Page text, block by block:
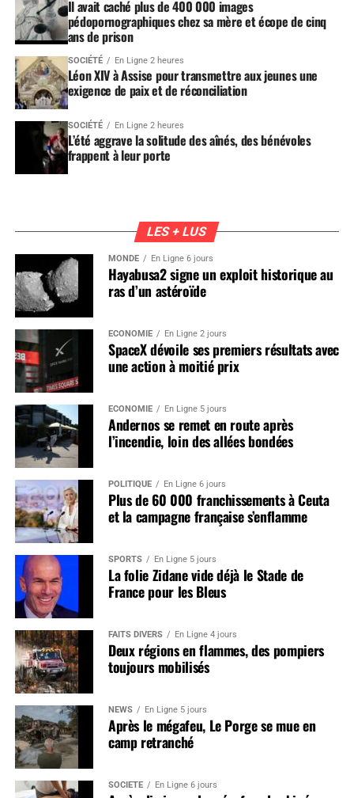
Il avait caché plus de 400 000 images
pédopornographiques chez sa mère et écope de cinq
ans de prison
SOCIÉTÉ En Ligne 2 heures
Léon XIV à Assise pour transmettre aux jeunes une
exigence de paix et de réconciliation
SOCIÉTÉ En Ligne 2 heures
L’été aggrave la solitude des aînés, des bénévoles
frappent à leur porte
LES + LUS
MONDE En Ligne 6 jours
Hayabusa2 signe un exploit historique au
ras d’un astéroïde
ÉCONOMIE En Ligne 2 jours
SpaceX dévoile ses premiers résultats avec
une action à moitié prix
ÉCONOMIE En Ligne 5 jours
Andernos se remet en route après
l’incendie, loin des allées bondées
POLITIQUE En Ligne 6 jours
Plus de 60 000 franchissements à Ceuta
et la campagne française s’enflamme
SPORTS En Ligne 5 jours
La folie Zidane vide déjà le Stade de
France pour les Bleus
FAITS DIVERS En Ligne 4 jours
Deux régions en flammes, des pompiers
toujours mobilisés
NEWS En Ligne 5 jours
Après le mégafeu, Le Porge se mue en
camp retranché
SOCIÉTÉ En Ligne 6 jours